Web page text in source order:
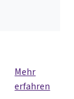
Mehr
erfahren